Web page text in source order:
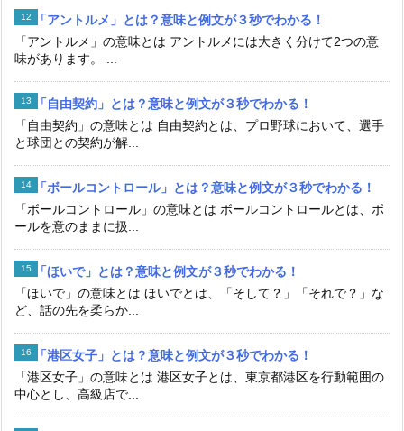
「アントルメ」とは？意味と例文が３秒でわかる！
「アントルメ」の意味とは アントルメには大きく分けて2つの意
味があります。 ...
「自由契約」とは？意味と例文が３秒でわかる！
「自由契約」の意味とは 自由契約とは、プロ野球において、選手
と球団との契約が解...
「ボールコントロール」とは？意味と例文が３秒でわかる！
「ボールコントロール」の意味とは ボールコントロールとは、ボ
ールを意のままに扱...
「ほいで」とは？意味と例文が３秒でわかる！
「ほいで」の意味とは ほいでとは、「そして？」「それで？」な
ど、話の先を柔らか...
「港区女子」とは？意味と例文が３秒でわかる！
「港区女子」の意味とは 港区女子とは、東京都港区を行動範囲の
中心とし、高級店で...